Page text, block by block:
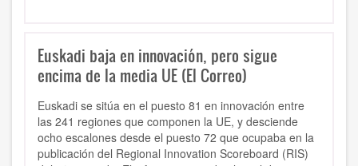
Euskadi baja en innovación, pero sigue
encima de la media UE (El Correo)
Euskadi se sitúa en el puesto 81 en innovación entre
las 241 regiones que componen la UE, y desciende
ocho escalones desde el puesto 72 que ocupaba en la
publicación del Regional Innovation Scoreboard (RIS)